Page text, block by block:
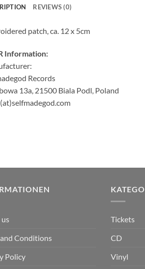
REVIEWS (0)
patch, ca. 12 x 5cm
Information:
Records
13a, 21500 Biala Podl, Poland
Conditions
Policy
Tickets
CD
Vinyl